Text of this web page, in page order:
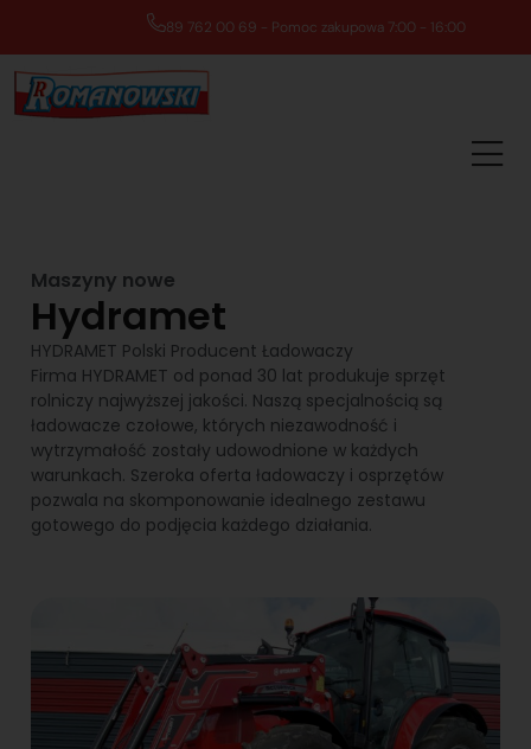
89 762 00 69 - Pomoc zakupowa 7:00 - 16:00
Maszyny nowe
Hydramet
HYDRAMET Polski Producent Ładowaczy
Firma HYDRAMET od ponad 30 lat produkuje sprzęt
rolniczy najwyższej jakości. Naszą specjalnością są
ładowacze czołowe, których niezawodność i
wytrzymałość zostały udowodnione w każdych
warunkach. Szeroka oferta ładowaczy i osprzętów
pozwala na skomponowanie idealnego zestawu
gotowego do podjęcia każdego działania.